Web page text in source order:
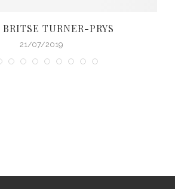
TURNER-PRYS
21/07/2019